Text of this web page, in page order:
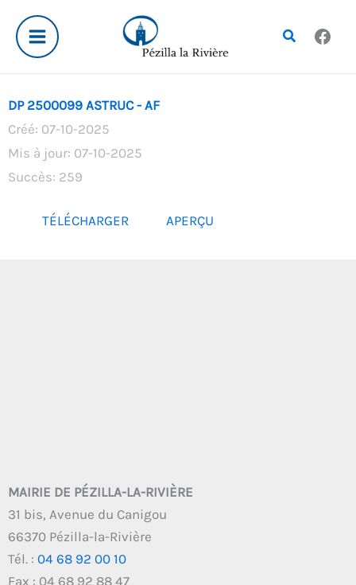
contenu
Rechercher
DP 2500099 ASTRUC - AF
Créé: 07-10-2025
Mis à jour: 07-10-2025
Succès: 259
TÉLÉCHARGER APERÇU
MAIRIE DE PÉZILLA-LA-RIVIÈRE
31 bis, Avenue du Canigou
66370 Pézilla-la-Rivière
Tél. : 04 68 92 00 10
Fax : 04 68 92 88 47